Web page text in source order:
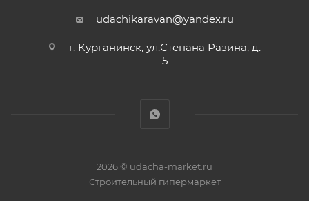
udachikaravan@yandex.ru
г. Курганинск, ул.Степана Разина, д.
5
2026 © udacha-market.ru
Строительный гипермаркет